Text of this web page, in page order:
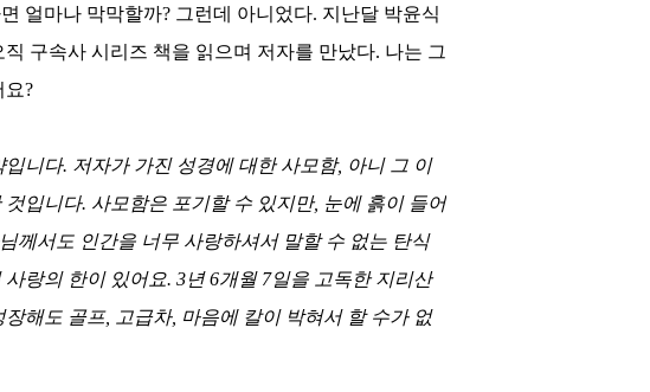
얼마나 막막할까? 그런데 아니었다. 지난달 박윤식
구속사 시리즈 책을 읽으며 저자를 만났다. 나는 그
요?
입니다. 저자가 가진 성경에 대한 사모함, 아니 그 이
것입니다. 사모함은 포기할 수 있지만, 눈에 흙이 들어
께서도 인간을 너무 사랑하셔서 말할 수 없는 탄식
사랑의 한이 있어요. 3년6개월 7일을 고독한 지리산
장해도 골프, 고급차, 마음에 칼이 박혀서 할 수가 없